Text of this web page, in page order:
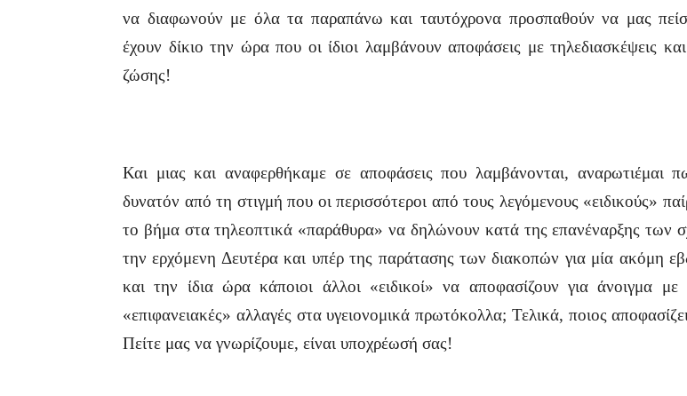
να διαφωνούν με όλα τα παραπάνω και ταυτόχρονα προσπαθούν να μας
έχουν δίκιο την ώρα που οι ίδιοι λαμβάνουν αποφάσεις με τηλεδιασκέψεις
ζώσης!
Και μιας και αναφερθήκαμε σε αποφάσεις που λαμβάνονται, αναρωτιέμαι
δυνατόν από τη στιγμή που οι περισσότεροι από τους λεγόμενους «ειδικούς»
το βήμα στα τηλεοπτικά «παράθυρα» να δηλώνουν κατά της επανέναρξης των
την ερχόμενη Δευτέρα και υπέρ της παράτασης των διακοπών για μία ακόμη
και την ίδια ώρα κάποιοι άλλοι «ειδικοί» να αποφασίζουν για άνοιγμα με
«επιφανειακές» αλλαγές στα υγειονομικά πρωτόκολλα; Τελικά, ποιος
Πείτε μας να γνωρίζουμε, είναι υποχρέωσή σας!